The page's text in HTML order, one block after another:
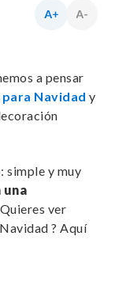
a pensar
Navidad y
simple y muy
una
ver
? Aquí